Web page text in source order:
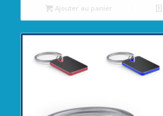
Ajouter au panier